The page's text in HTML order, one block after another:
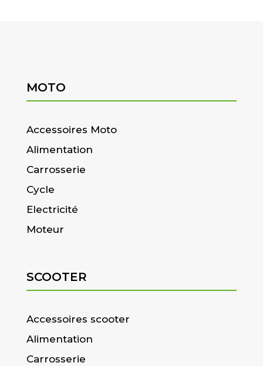
MOTO
Accessoires Moto
Alimentation
Carrosserie
Cycle
Electricité
Moteur
SCOOTER
Accessoires scooter
Alimentation
Carrosserie